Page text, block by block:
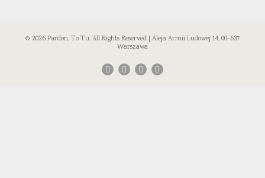
© 2026 Pardon, To Tu. All Rights Reserved | Aleja Armii Ludowej 14, 00-637
Warszawa